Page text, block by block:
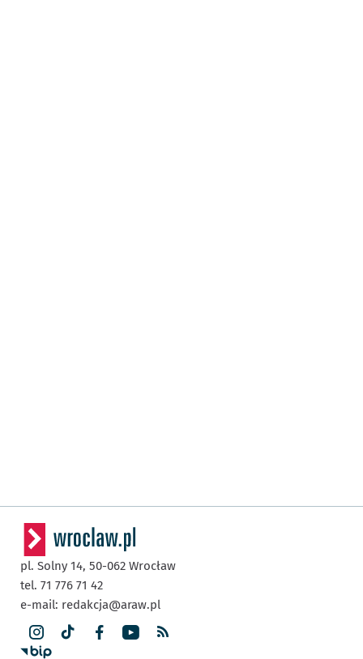
pl. Solny 14, 50-062 Wrocław
tel. 71 776 71 42
e-mail: redakcja@araw.pl